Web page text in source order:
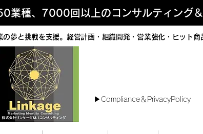
業種、7000回以上のコンサルティング＆
の夢と挑戦を支援。経営計画・組織開発・営業強化・ヒット
▶︎Compliance＆PrivacyPolicy